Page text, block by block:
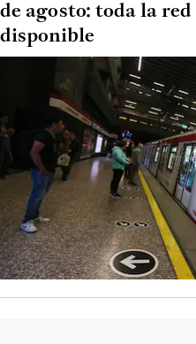
de agosto: toda la
disponible